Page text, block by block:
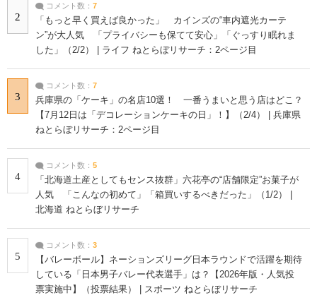
2
コメント数： 7
「もっと早く買えば良かった」 カインズの“車内遮光カーテ
ン”が大人気 「プライバシーも保てて安心」「ぐっすり眠れま
した」（2/2） | ライフ ねとらぼリサーチ：2ページ目
3
コメント数： 7
兵庫県の「ケーキ」の名店10選！ 一番うまいと思う店はどこ？
【7月12日は「デコレーションケーキの日」！】（2/4） | 兵庫県
ねとらぼリサーチ：2ページ目
4
コメント数： 5
「北海道土産としてもセンス抜群」六花亭の“店舗限定”お菓子が
人気 「こんなの初めて」「箱買いするべきだった」（1/2） |
北海道 ねとらぼリサーチ
5
コメント数： 3
【バレーボール】ネーションズリーグ日本ラウンドで活躍を期待
している「日本男子バレー代表選手」は？【2026年版・人気投
票実施中】（投票結果） | スポーツ ねとらぼリサーチ